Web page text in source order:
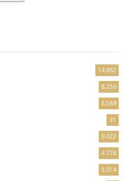
14.882
8.256
8.589
31
9.022
4.776
5.014